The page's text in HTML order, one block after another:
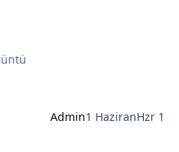
Admin1 HaziranHzr 1